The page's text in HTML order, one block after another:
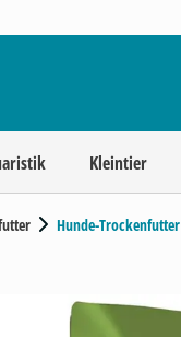
Kleintier
Hunde-Trockenfutter